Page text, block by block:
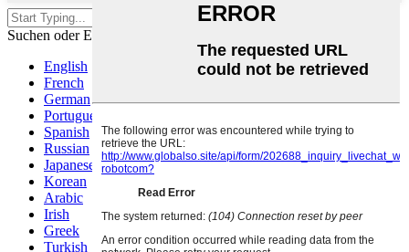
Drücken Sie die Eingabetaste zum
Suchen oder ESC zum Schließen
English
French
German
Portuguese
Spanish
Russian
Japanese
Korean
Arabic
Irish
Greek
Turkish